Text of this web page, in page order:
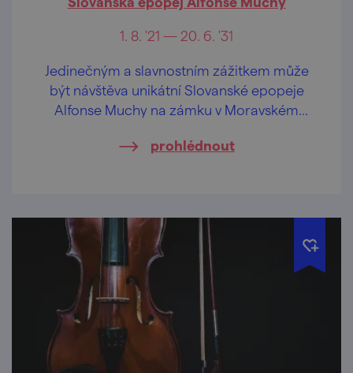
1. 8. '21 — 20. 6. '31
Jedinečným a slavnostním zážitkem může
být návštěva unikátní Slovanské epopeje
Alfonse Muchy na zámku v Moravském
prohlédnout